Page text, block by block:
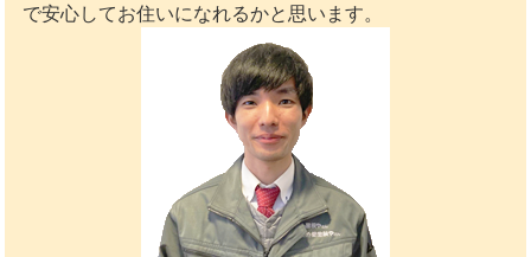
で安心してお住いになれるかと思います。